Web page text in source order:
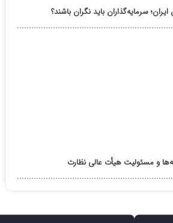
سرمایه‌گذاران باید نگران باشند؟
و مسئولیت هیأت عالی نظارت